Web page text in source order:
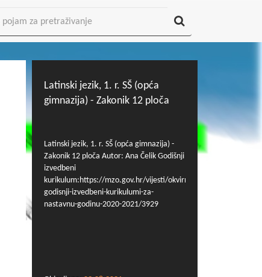
Latinski jezik, 1. r. SŠ (opća
gimnazija) - Zakonik 12 ploča
Latinski jezik, 1. r. SŠ (opća gimnazija) -
Zakonik 12 ploča Autor: Ana Čelik Godišnji
izvedbeni
kurikulum:https://mzo.gov.hr/vijesti/okvirni-
godisnji-izvedbeni-kurikulumi-za-
nastavnu-godinu-2020-2021/3929